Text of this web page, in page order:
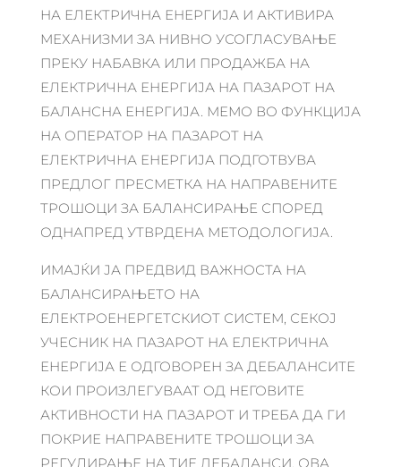
НА ЕЛЕКТРИЧНА ЕНЕРГИЈА И АКТИВИРА
МЕХАНИЗМИ ЗА НИВНО УСОГЛАСУВАЊЕ
ПРЕКУ НАБАВКА ИЛИ ПРОДАЖБА НА
ЕЛЕКТРИЧНА ЕНЕРГИЈА НА ПАЗАРОТ НА
БАЛАНСНА ЕНЕРГИЈА. МЕМО ВО ФУНКЦИЈА
НА ОПЕРАТОР НА ПАЗАРОТ НА
ЕЛЕКТРИЧНА ЕНЕРГИЈА ПОДГОТВУВА
ПРЕДЛОГ ПРЕСМЕТКА НА НАПРАВЕНИТЕ
ТРОШОЦИ ЗА БАЛАНСИРАЊЕ СПОРЕД
ОДНАПРЕД УТВРДЕНА МЕТОДОЛОГИЈА.
ИМАЈЌИ ЈА ПРЕДВИД ВАЖНОСТА НА
БАЛАНСИРАЊЕТО НА
ЕЛЕКТРОЕНЕРГЕТСКИОТ СИСТЕМ, СЕКОЈ
УЧЕСНИК НА ПАЗАРОТ НА ЕЛЕКТРИЧНА
ЕНЕРГИЈА Е ОДГОВОРЕН ЗА ДЕБАЛАНСИТЕ
КОИ ПРОИЗЛЕГУВААТ ОД НЕГОВИТЕ
АКТИВНОСТИ НА ПАЗАРОТ И ТРЕБА ДА ГИ
ПОКРИЕ НАПРАВЕНИТЕ ТРОШОЦИ ЗА
РЕГУЛИРАЊЕ НА ТИЕ ДЕБАЛАНСИ. ОВА